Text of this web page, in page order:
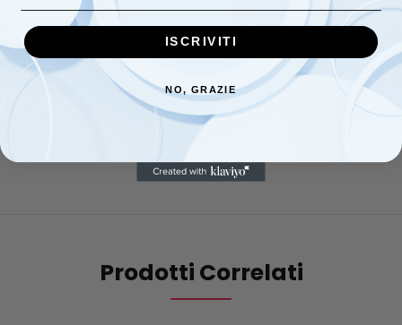
1 sacco copripumino ricamato su piquet di puro cotone;
1 piumino interno in morbida fibra anallergica;
1 lenzuolo sopra ricamato con fascia laterale sovrapposta in
puro cotone piquet 90×120 cm;
1 lenzuolo sotto con angoli;
Prodotti Correlati
ISCRIVITI
NO, GRAZIE